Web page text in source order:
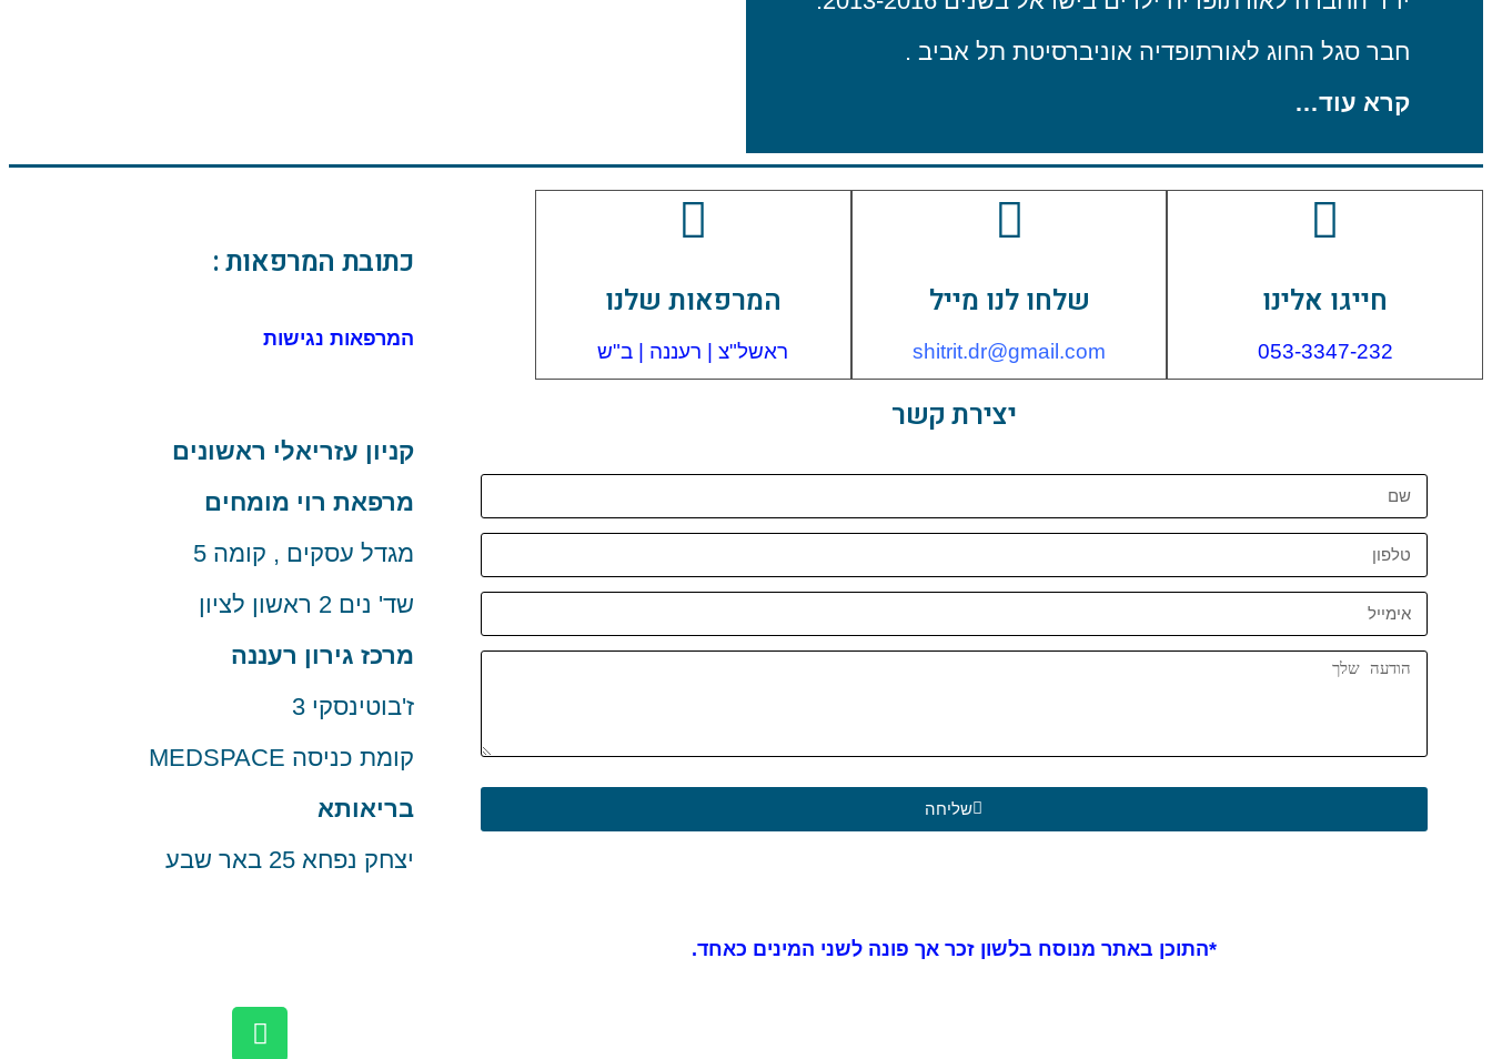
חבר סגל החוג לאורתופדיה אוניברסיטת תל אביב .
קרא עוד…
חייגו אלינו
053-3347-232
שלחו לנו מייל
shitrit.dr@gmail.com
המרפאות שלנו
ראשל"צ | רעננה | ב"ש
יצירת קשר
שליחה
*התוכן באתר מנוסח בלשון זכר אך פונה לשני המינים כאחד.
כתובת המרפאות :
המרפאות נגישות
קניון עזריאלי ראשונים
מרפאת רוי מומחים
מגדל עסקים , קומה 5
שד' נים 2 ראשון לציון
מרכז גירון רעננה
ז'בוטינסקי 3
קומת כניסה MEDSPACE
בריאותא
יצחק נפחא 25 באר שבע